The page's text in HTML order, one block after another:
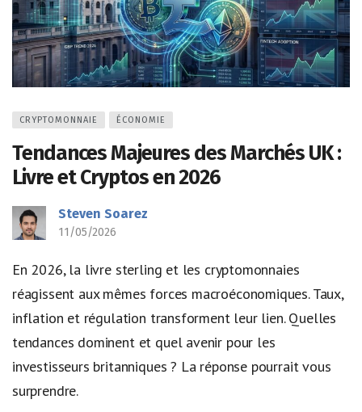
CRYPTOMONNAIE ÉCONOMIE
Tendances Majeures des Marchés UK :
Livre et Cryptos en 2026
Steven Soarez
11/05/2026
En 2026, la livre sterling et les cryptomonnaies
réagissent aux mêmes forces macroéconomiques. Taux,
inflation et régulation transforment leur lien. Quelles
tendances dominent et quel avenir pour les
investisseurs britanniques ? La réponse pourrait vous
surprendre.